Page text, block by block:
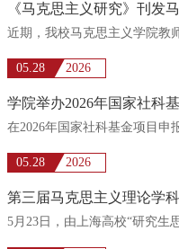
《马克思主义研究》刊发
05.28 2026
学院举办2026年国家社科
05.28 2026
第三届马克思主义理论学